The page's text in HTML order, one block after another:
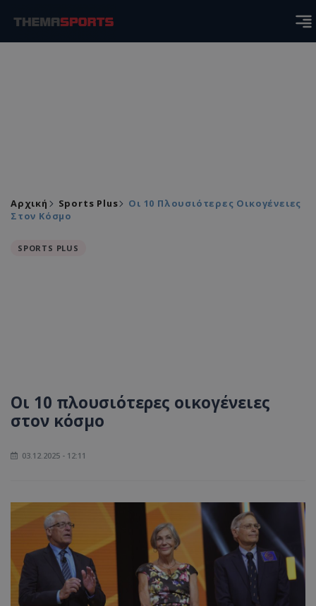
Αρχική Sports Plus
Οι 10 Πλουσιότερες Οικογένειες
Στον Κόσμο
SPORTS PLUS
Οι 10 πλουσιότερες οικογένειες
στον κόσμο
03.12.2025 - 12:11